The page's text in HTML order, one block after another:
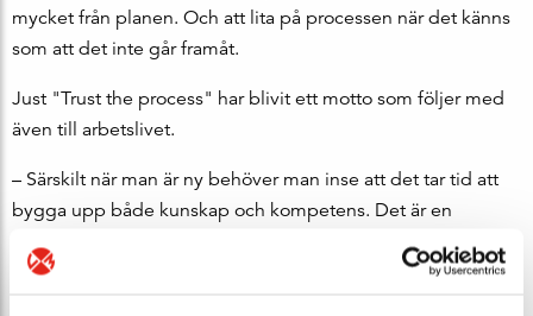
mycket från planen. Och att lita på processen när det känns
som att det inte går framåt.
Just "Trust the process" har blivit ett motto som följer med
även till arbetslivet.
– Särskilt när man är ny behöver man inse att det tar tid att
bygga upp både kunskap och kompetens. Det är en
process som inte går att skynda på, och därför gäller det att
ha tålamod och inte stressa över att inte kunna allt direkt.